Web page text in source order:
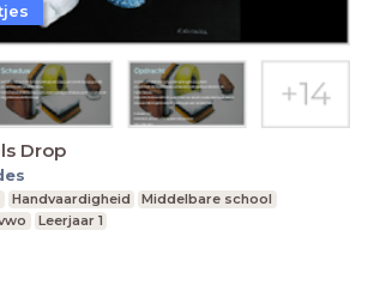
Drop
Handvaardigheid
Middelbare school
Leerjaar 1